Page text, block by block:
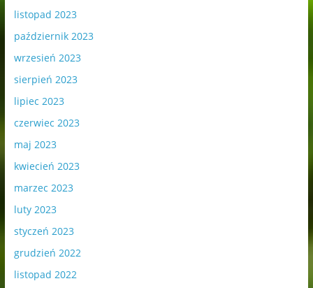
listopad 2023
październik 2023
wrzesień 2023
sierpień 2023
lipiec 2023
czerwiec 2023
maj 2023
kwiecień 2023
marzec 2023
luty 2023
styczeń 2023
grudzień 2022
listopad 2022